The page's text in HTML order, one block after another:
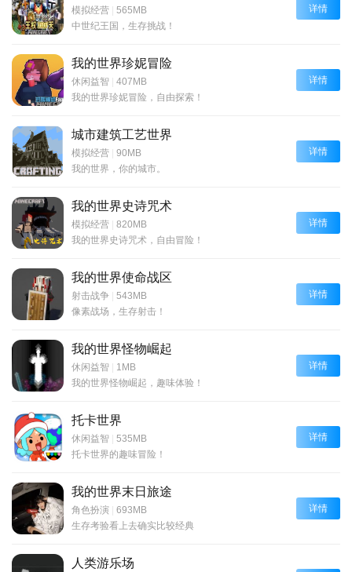
模拟经营
565MB
中世纪王国，生存挑战！
详情
我的世界珍妮冒险
休闲益智
407MB
我的世界珍妮冒险，自由探索！
详情
城市建筑工艺世界
模拟经营
90MB
我的世界，你的城市。
详情
我的世界史诗咒术
模拟经营
820MB
我的世界史诗咒术，自由冒险！
详情
我的世界使命战区
射击战争
543MB
像素战场，生存射击！
详情
我的世界怪物崛起
休闲益智
1MB
我的世界怪物崛起，趣味体验！
详情
托卡世界
休闲益智
535MB
托卡世界的趣味冒险！
详情
我的世界末日旅途
角色扮演
693MB
生存考验看上去确实比较经典
详情
人类游乐场